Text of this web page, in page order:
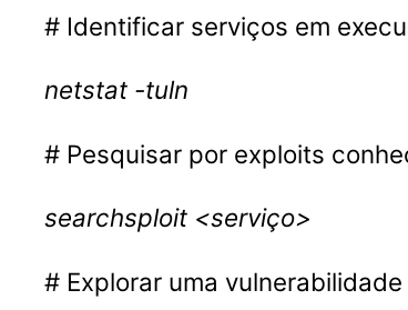
# Identificar serviços em
netstat -tuln
# Pesquisar por exploits
searchsploit <serviço>
# Explorar uma